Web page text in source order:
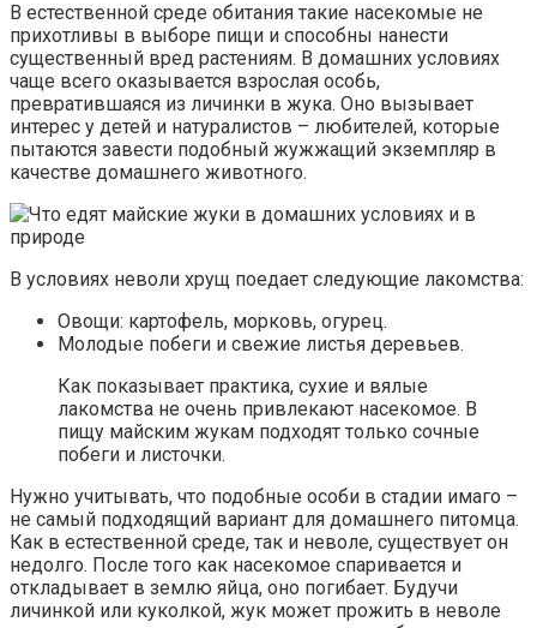
В естественной среде обитания такие насекомые не
прихотливы в выборе пищи и способны нанести
существенный вред растениям. В домашних условиях
чаще всего оказывается взрослая особь,
превратившаяся из личинки в жука. Оно вызывает
интерес у детей и натуралистов – любителей, которые
пытаются завести подобный жужжащий экземпляр в
качестве домашнего животного.
В условиях неволи хрущ поедает следующие лакомства:
Овощи: картофель, морковь, огурец.
Молодые побеги и свежие листья деревьев.
Как показывает практика, сухие и вялые
лакомства не очень привлекают насекомое. В
пищу майским жукам подходят только сочные
побеги и листочки.
Нужно учитывать, что подобные особи в стадии имаго –
не самый подходящий вариант для домашнего питомца.
Как в естественной среде, так и неволе, существует он
недолго. После того как насекомое спаривается и
откладывает в землю яйца, оно погибает. Будучи
личинкой или куколкой, жук может прожить в неволе